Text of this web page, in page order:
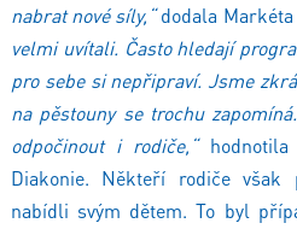
nabrat nové síly,“dodala Markéta
velmi uvítali. Často hledají
pro sebe si nepřipraví. Jsme
na pěstouny se trochu
odpočinout i rodiče,“hodnotila
Diakonie. Někteří rodiče však
nabídli svým dětem. To byl